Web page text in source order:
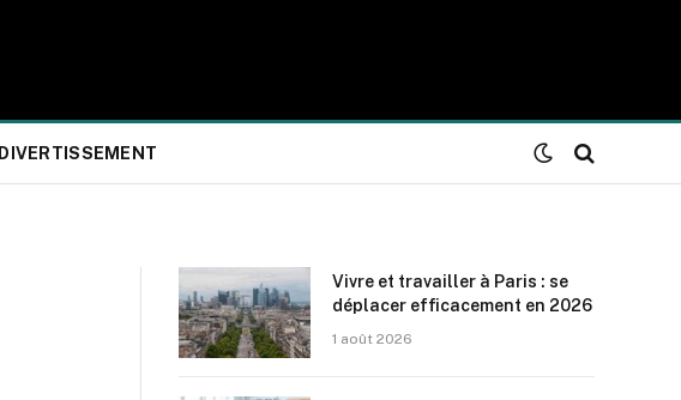
DIVERTISSEMENT
Vivre et travailler à Paris : se
déplacer efficacement en 2026
1 août 2026